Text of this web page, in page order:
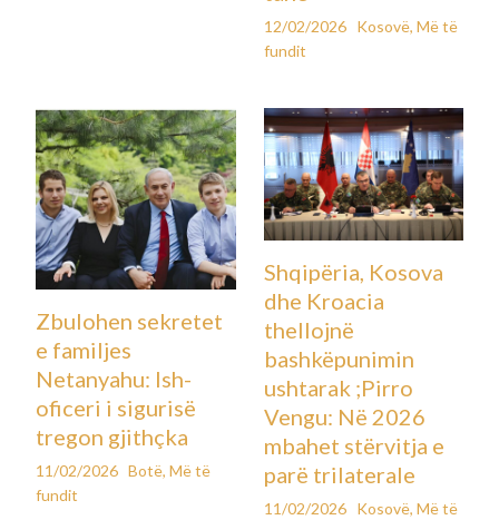
12/02/2026 Kosovë, Më të
fundit
Zbulohen sekretet
e familjes
Netanyahu: Ish-
oficeri i sigurisë
tregon gjithçka
11/02/2026 Botë,Më të
fundit
Shqipëria, Kosova
dhe Kroacia
thellojnë
bashkëpunimin
ushtarak ;Pirro
Vengu: Në 2026
mbahet stërvitja e
parë trilaterale
11/02/2026 Kosovë, Më të